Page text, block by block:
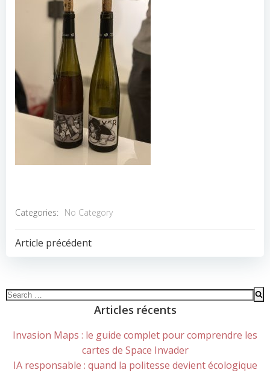
Categories: No Category
POST
Article précédent
Search
Articles récents
Invasion Maps : le guide complet pour comprendre les
cartes de Space Invader
IA responsable : quand la politesse devient écologique